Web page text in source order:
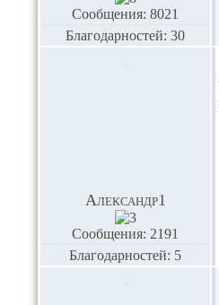
Сообщения: 8021
Благодарностей: 30
Александр1
Сообщения: 2191
Благодарностей: 5